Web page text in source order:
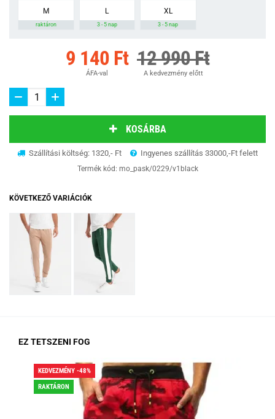
M
raktáron
L
3 - 5 nap
XL
3 - 5 nap
9 140 Ft
ÁFA-val
12 990 Ft
A kedvezmény előtt
KOSÁRBA
Szállítási költség: 1320,- Ft Ingyenes szállítás 33000,-Ft felett
Termék kód: mo_pask/0229/v1black
KÖVETKEZŐ VARIÁCIÓK
EZ TETSZENI FOG
KEDVEZMÉNY -48%
RAKTÁRON